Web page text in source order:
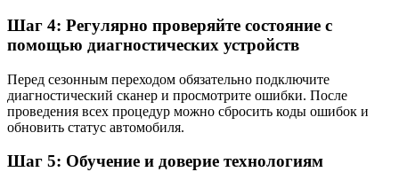
Шаг 4: Регулярно проверяйте состояние с
помощью диагностических устройств
Перед сезонным переходом обязательно подключите
диагностический сканер и просмотрите ошибки. После
проведения всех процедур можно сбросить коды ошибок и
обновить статус автомобиля.
Шаг 5: Обучение и доверие технологиям